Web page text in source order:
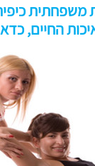
החיים,